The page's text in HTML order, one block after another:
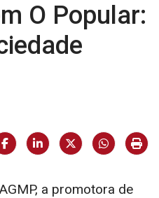
O Popular:
FacebookLinkedInX (formerly
a promotora de